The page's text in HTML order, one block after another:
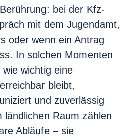
bei der Kfz-
mit dem Jugendamt,
oder wenn ein Antrag
In solchen Momenten
wichtig eine
bleibt,
und zuverlässig
Raum zählen
Abläufe – sie